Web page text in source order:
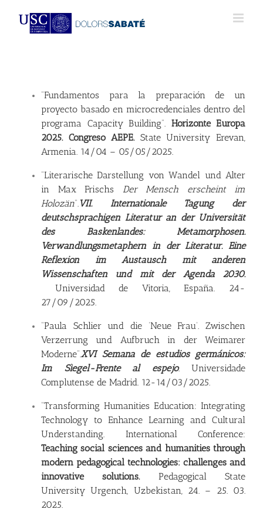
contenido
“Fundamentos para la preparación de un
proyecto basado en microcredenciales dentro del
programa Capacity Building”.
Horizonte Europa
2025. Congreso AEPE. State University Erevan,
Armenia. 14/04 – 05/05/2025.
“Literarische Darstellung von Wandel und Alter
in Max Frischs
Der Mensch erscheint im
Holozän”. VII. Internationale Tagung der
deutschsprachigen Literatur an der Universität
des Baskenlandes: Metamorphosen.
Verwandlungsmetaphern in der Literatur. Eine
Reflexion im Austausch mit anderen
Wissenschaften und mit der Agenda 2030.
Universidad de Vitoria, España. 24-
27/09/2025.
“Paula Schlier und die ‘Neue Frau’. Zwischen
Verzerrung und Aufbruch in der Weimarer
Moderne”.XVI Semana de estudios germánicos:
Im Sìegel-Frente al espejo. Universidade
Complutense de Madrid. 12-14/03/2025.
“Transforming Humanities Education: Integrating
Technology to Enhance Learning and Cultural
Understanding. International Conference:
Teaching social sciences and humanities through
modern pedagogical technologies: challenges and
innovative solutions. Pedagogical State
University Urgench, Uzbekistan, 24. – 25. 03.
2025.